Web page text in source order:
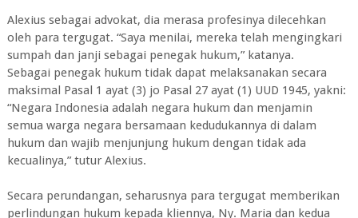
Alexius sebagai advokat, dia merasa profesinya dilecehkan
oleh para tergugat. “Saya menilai, mereka telah mengingkari
sumpah dan janji sebagai penegak hukum,” katanya.
Sebagai penegak hukum tidak dapat melaksanakan secara
maksimal Pasal 1 ayat (3) jo Pasal 27 ayat (1) UUD 1945, yakni:
“Negara Indonesia adalah negara hukum dan menjamin
semua warga negara bersamaan kedudukannya di dalam
hukum dan wajib menjunjung hukum dengan tidak ada
kecualinya,” tutur Alexius.
Secara perundangan, seharusnya para tergugat memberikan
perlindungan hukum kepada kliennya, Ny. Maria dan kedua